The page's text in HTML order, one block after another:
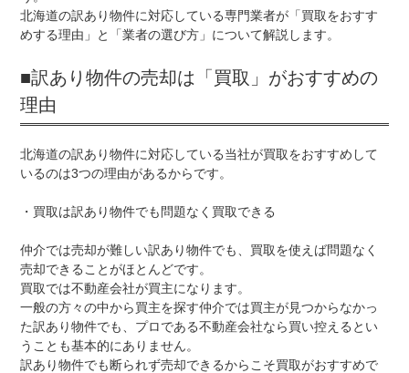
北海道の訳あり物件に対応している専門業者が「買取をおすす
めする理由」と「業者の選び方」について解説します。
■訳あり物件の売却は「買取」がおすすめの
理由
北海道の訳あり物件に対応している当社が買取をおすすめして
いるのは3つの理由があるからです。
・買取は訳あり物件でも問題なく買取できる
仲介では売却が難しい訳あり物件でも、買取を使えば問題なく
売却できることがほとんどです。
買取では不動産会社が買主になります。
一般の方々の中から買主を探す仲介では買主が見つからなかっ
た訳あり物件でも、プロである不動産会社なら買い控えるとい
うことも基本的にありません。
訳あり物件でも断られず売却できるからこそ買取がおすすめで